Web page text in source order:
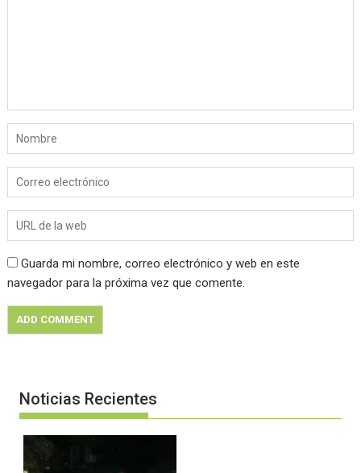
Guarda mi nombre, correo electrónico y web en este
navegador para la próxima vez que comente.
Noticias Recientes